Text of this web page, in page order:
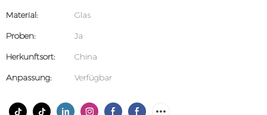
Material:
Glas
Proben:
Ja
Herkunftsort:
China
Anpassung:
Verfügbar